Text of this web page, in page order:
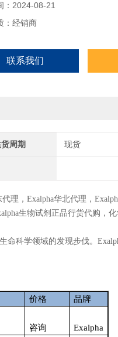
：2024-08-21
：经销商
联系我们
周期 现货
理， Exalpha华北代理，
生物试剂正品行货代购，
科学领域的发现步伐。
价格 品牌
咨询 Exalpha